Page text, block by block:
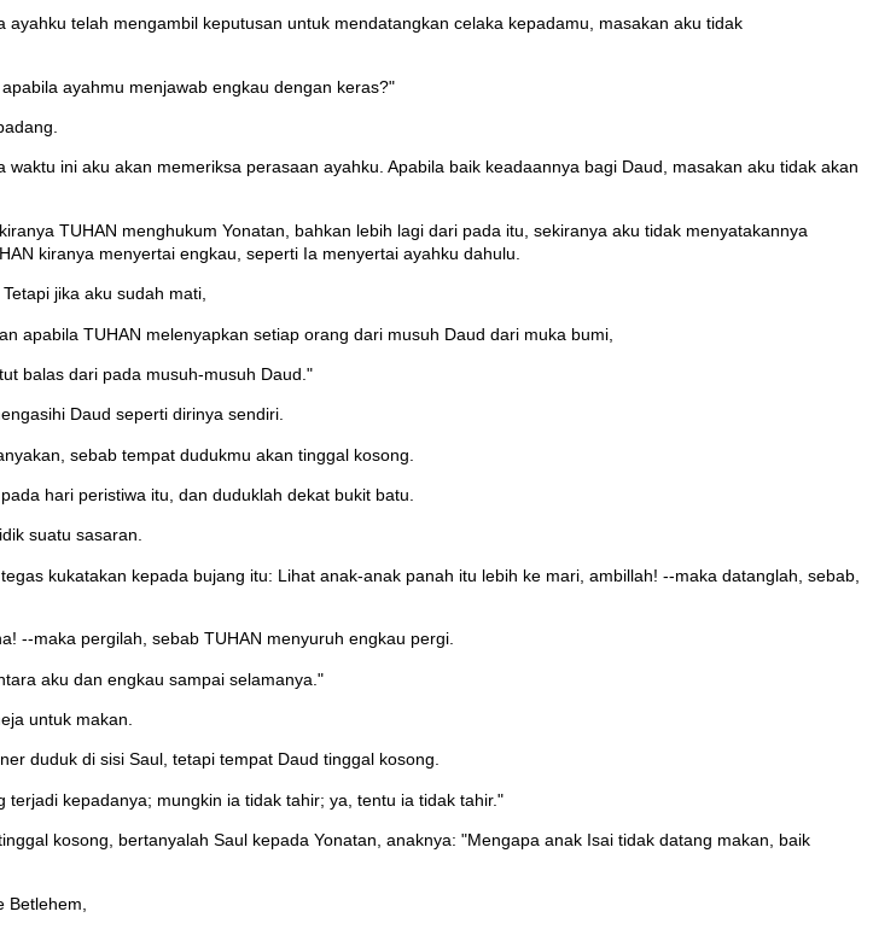
telah mengambil keputusan untuk mendatangkan celaka kepadamu, masakan aku tidak
ayahmu menjawab engkau dengan keras?"
ini aku akan memeriksa perasaan ayahku. Apabila baik keadaannya bagi Daud, masakan aku tidak akan
TUHAN menghukum Yonatan, bahkan lebih lagi dari pada itu, sekiranya aku tidak menyatakannya
kiranya menyertai engkau, seperti Ia menyertai ayahku dahulu.
jika aku sudah mati,
apabila TUHAN melenyapkan setiap orang dari musuh Daud dari muka bumi,
balas dari pada musuh-musuh Daud."
Daud seperti dirinya sendiri.
sebab tempat dudukmu akan tinggal kosong.
hari peristiwa itu, dan duduklah dekat bukit batu.
suatu sasaran.
kukatakan kepada bujang itu: Lihat anak-anak panah itu lebih ke mari, ambillah! --maka datanglah, sebab,
--maka pergilah, sebab TUHAN menyuruh engkau pergi.
aku dan engkau sampai selamanya."
untuk makan.
duduk di sisi Saul, tetapi tempat Daud tinggal kosong.
kepadanya; mungkin ia tidak tahir; ya, tentu ia tidak tahir."
kosong, bertanyalah Saul kepada Yonatan, anaknya: "Mengapa anak Isai tidak datang makan, baik